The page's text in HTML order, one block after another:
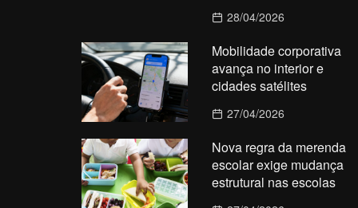
28/04/2026
Mobilidade corporativa
avança no interior e
cidades satélites
27/04/2026
Nova regra da merenda
escolar exige mudança
estrutural nas escolas